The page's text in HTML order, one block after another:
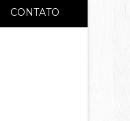
CONTATO